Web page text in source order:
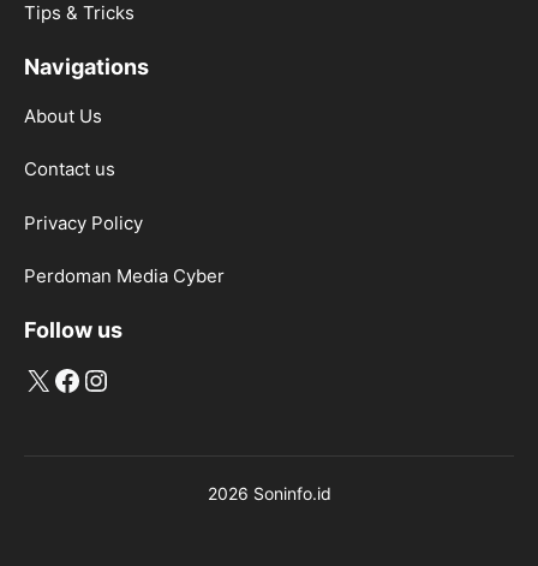
Tips & Tricks
Navigations
About Us
Contact us
Privacy Policy
Perdoman Media Cyber
Follow us
X Facebook
Instagram
2026 Soninfo.id